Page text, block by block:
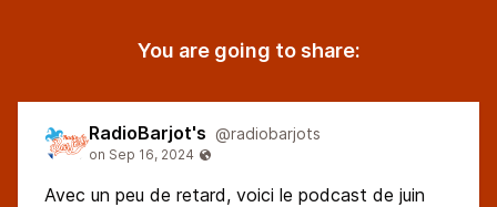
You are going to share:
RadioBarjot's @radiobarjots
Avec un peu de retard, voici le podcast de juin